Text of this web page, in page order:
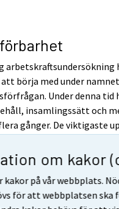
om kakor
kakor på vår webbplats.
för att webbplatsen ska
arbetskraftsundersökning
börja med under namnet
Under denna tid
insamlingssätt och
gånger. De viktigaste
med gjordes
mindre omfattande,
1976 blev
metoden reviderades.